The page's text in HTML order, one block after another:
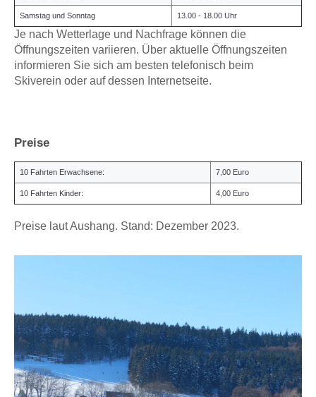
Samstag und Sonntag 13.00 - 18.00 Uhr
Je nach Wetterlage und Nachfrage können die
Öffnungszeiten variieren. Über aktuelle Öffnungszeiten
informieren Sie sich am besten telefonisch beim
Skiverein oder auf dessen Internetseite.
Preise
10 Fahrten Erwachsene: 7,00 Euro
10 Fahrten Kinder: 4,00 Euro
Preise laut Aushang. Stand: Dezember 2023.